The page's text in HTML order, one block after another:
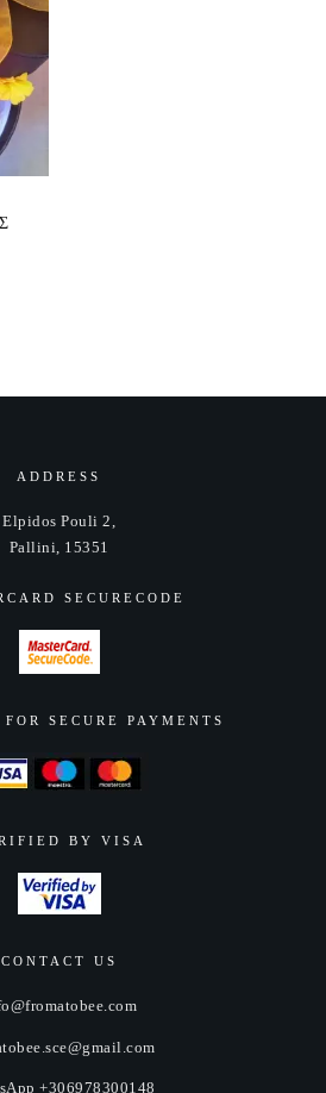
ADDRESS
Elpidos Pouli 2,
Pallini, 15351
SECURECODE
SECURE PAYMENTS
BY VISA
CONTACT US
+306978300148